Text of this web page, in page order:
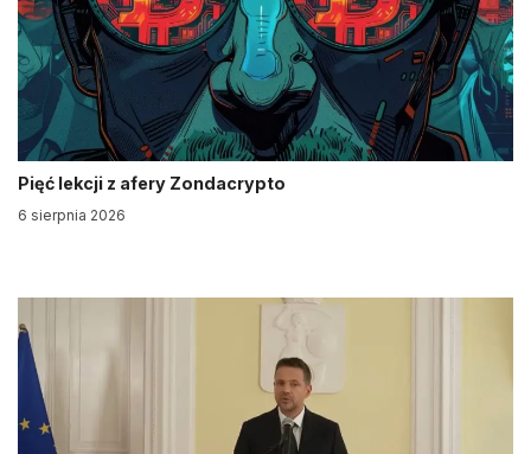
Pięć lekcji z afery Zondacrypto
6 sierpnia 2026